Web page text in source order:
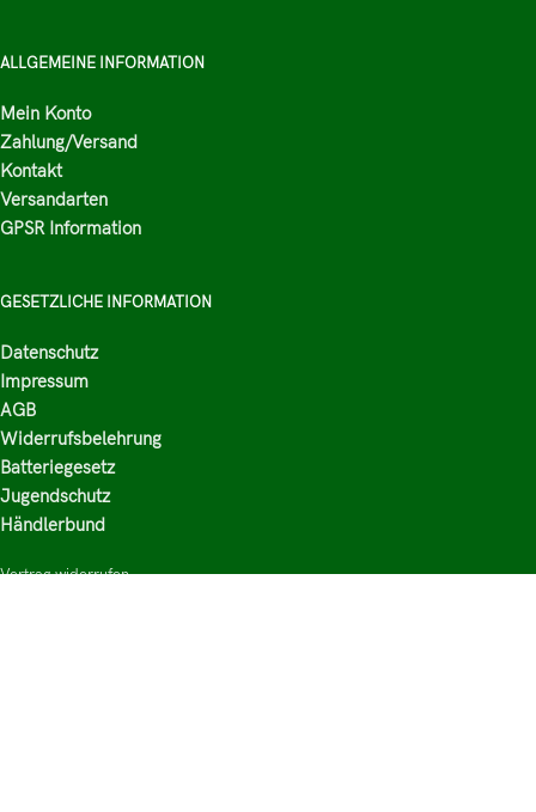
ALLGEMEINE INFORMATION
Mein Konto
Zahlung/Versand
Kontakt
Versandarten
GPSR Information
GESETZLICHE INFORMATION
Datenschutz
Impressum
AGB
Widerrufsbelehrung
Batteriegesetz
Jugendschutz
Händlerbund
Vertrag widerrufen